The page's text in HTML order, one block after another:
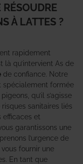
À LATTES ?
rapidement
là qu’intervient As de
de confiance. Notre
spécialement formée
qu’il s’agisse
sanitaires liés
efficaces et
garantissons une
l’urgence de
fournir une
En tant que